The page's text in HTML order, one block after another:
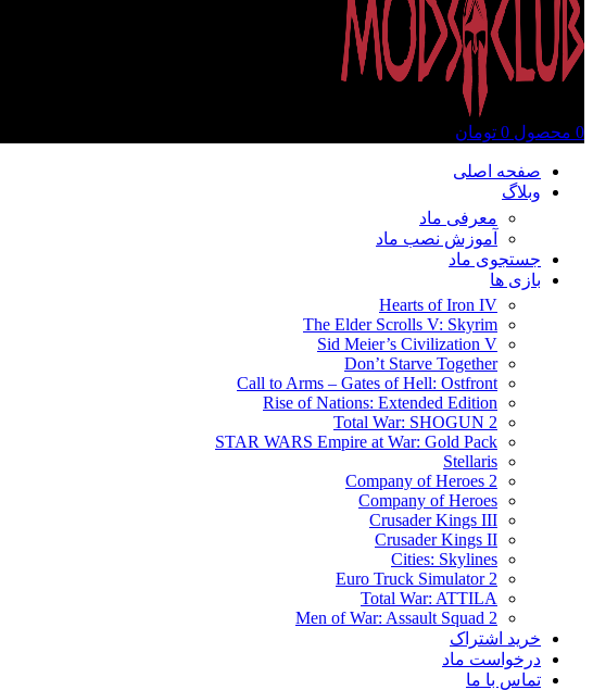
0 محصول 0 تومان
صفحه اصلی
وبلاگ
معرفی ماد
آموزش نصب ماد
جستجوی ماد
بازی ها
Hearts of Iron IV
The Elder Scrolls V: Skyrim
Sid Meier’s Civilization V
Don’t Starve Together
Call to Arms – Gates of Hell: Ostfront
Rise of Nations: Extended Edition
Total War: SHOGUN 2
STAR WARS Empire at War: Gold Pack
Stellaris
Company of Heroes 2
Company of Heroes
Crusader Kings III
Crusader Kings II
Cities: Skylines
Euro Truck Simulator 2
Total War: ATTILA
Men of War: Assault Squad 2
خرید اشتراک
درخواست ماد
تماس با ما